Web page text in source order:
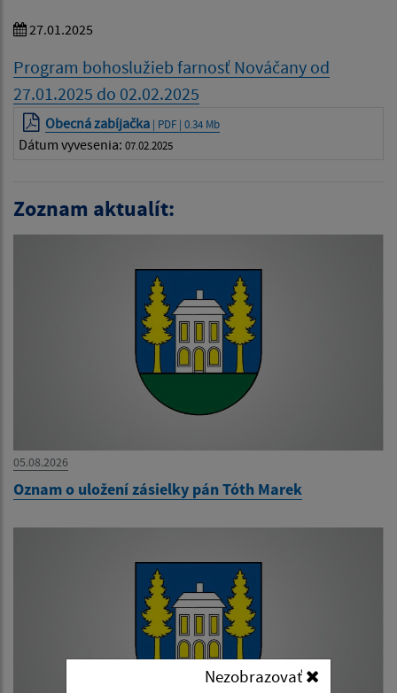
Nezobrazovať
27.01.2025
Program bohoslužieb farnosť Nováčany od
27.01.2025 do 02.02.2025
Obecná zabíjačka | PDF | 0.34 Mb
Dátum vyvesenia: 07.02.2025
Zoznam aktualít:
05.08.2026
Oznam o uložení zásielky pán Tóth Marek